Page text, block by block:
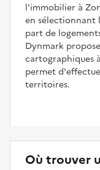
l'immobilier à
en sélectionnant
part de
Dynmark
cartographiques
permet
territoires.
Où trouver